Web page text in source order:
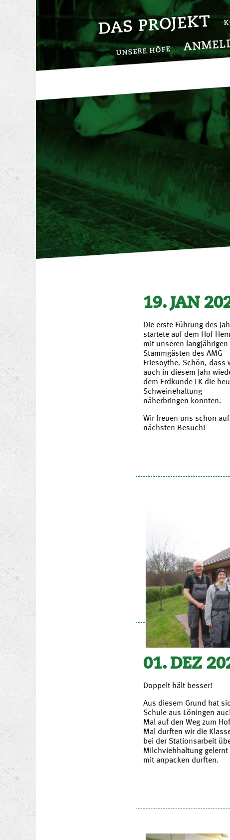
DAS PROJEKT
UNSERE HÖFE
19. JAN
Die erste Führung des
startete auf dem Hof
mit unseren langjährigen
Stammgästen des AMG
Friesoythe. Schön, dass
auch in diesem Jahr
dem Erdkunde LK die
Schweinehaltung
näherbringen konnten.
Wir freuen uns schon
nächsten Besuch!
01. DEZ
Doppelt hält besser!
Aus diesem Grund hat
Schule aus Löningen
Mal auf den Weg zum
Mal durften wir die
bei der Stationsarbeit
Milchviehhaltung
mit anpacken durften.